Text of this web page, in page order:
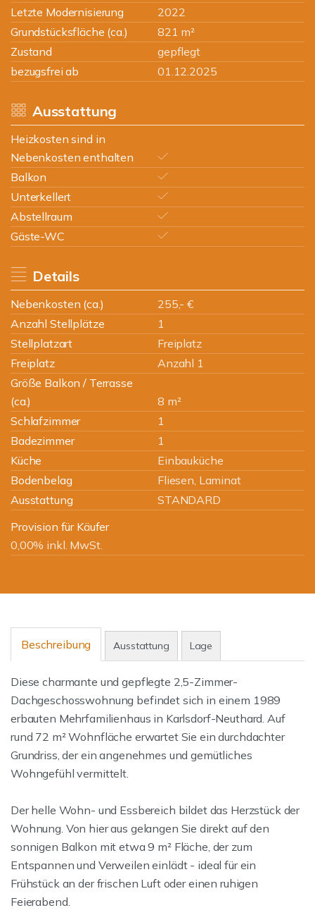
Letzte Modernisierung
2022
Grundstücksfläche (ca.)
821 m²
Zustand
gepflegt
bezugsfrei ab
01.12.2025
Ausstattung
Heizkosten sind in
Nebenkosten enthalten
Balkon
Unterkellert
Abstellraum
Gäste-WC
Details
Nebenkosten (ca.)
255,- €
Anzahl Stellplätze
1
Stellplatzart
Freiplatz
Freiplatz
Anzahl 1
Größe Balkon / Terrasse
(ca.)
8 m²
Schlafzimmer
1
Badezimmer
1
Küche
Einbauküche
Bodenbelag
Fliesen, Laminat
Ausstattung
STANDARD
Provision für Käufer
0,00% inkl. MwSt.
Beschreibung Ausstattung Lage
Diese charmante und gepflegte 2,5-Zimmer-
Dachgeschosswohnung befindet sich in einem 1989
erbauten Mehrfamilienhaus in Karlsdorf-Neuthard. Auf
rund 72 m² Wohnfläche erwartet Sie ein durchdachter
Grundriss, der ein angenehmes und gemütliches
Wohngefühl vermittelt.
Der helle Wohn- und Essbereich bildet das Herzstück der
Wohnung. Von hier aus gelangen Sie direkt auf den
sonnigen Balkon mit etwa 9 m² Fläche, der zum
Entspannen und Verweilen einlädt - ideal für ein
Frühstück an der frischen Luft oder einen ruhigen
Feierabend.